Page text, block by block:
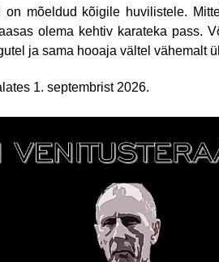
on mõeldud kõigile huvilistele.
olema kehtiv karateka pass.
ja sama hooaja vältel vähemalt
1. septembrist 2026.